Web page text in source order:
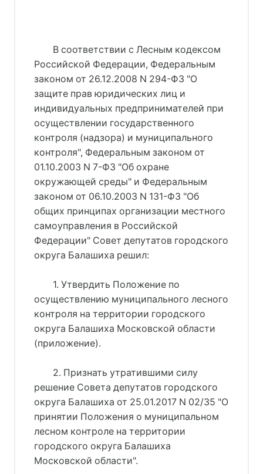
В соответствии с Лесным кодексом
Российской Федерации, Федеральным
законом от 26.12.2008 N 294-ФЗ "О
защите прав юридических лиц и
индивидуальных предпринимателей при
осуществлении государственного
контроля (надзора) и муниципального
контроля", Федеральным законом от
01.10.2003 N 7-ФЗ "Об охране
окружающей среды" и Федеральным
законом от 06.10.2003 N 131-ФЗ "Об
общих принципах организации местного
самоуправления в Российской
Федерации" Совет депутатов городского
округа Балашиха решил:
1. Утвердить Положение по
осуществлению муниципального лесного
контроля на территории городского
округа Балашиха Московской области
(приложение).
2. Признать утратившими силу
решение Совета депутатов городского
округа Балашиха от 25.01.2017 N 02/35 "О
принятии Положения о муниципальном
лесном контроле на территории
городского округа Балашиха
Московской области".